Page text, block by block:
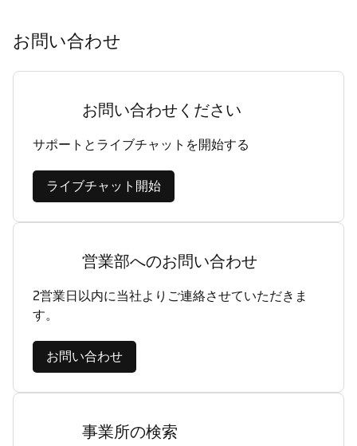
お問い合わせ
お問い合わせください
サポートとライブチャットを開始する
ライブチャット開始
営業部へのお問い合わせ
2営業日以内に当社よりご連絡させていただきま
す。
お問い合わせ
事業所の検索